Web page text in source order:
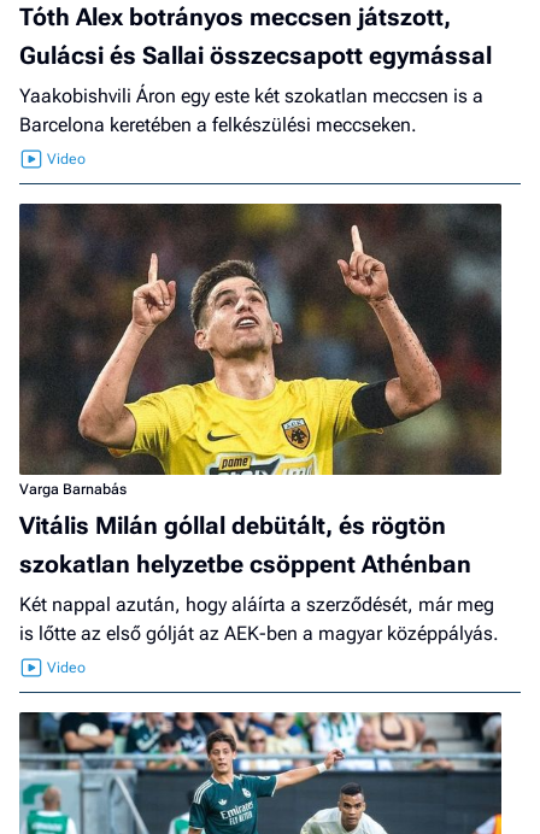
Tóth Alex botrányos meccsen játszott,
Gulácsi és Sallai összecsapott egymással
Yaakobishvili Áron egy este két szokatlan meccsen is a
Barcelona keretében a felkészülési meccseken.
Varga Barnabás
Vitális Milán góllal debütált, és rögtön
szokatlan helyzetbe csöppent Athénban
Két nappal azután, hogy aláírta a szerződését, már meg
is lőtte az első gólját az AEK-ben a magyar középpályás.